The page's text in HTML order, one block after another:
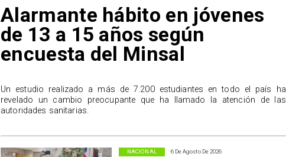
6 De Agosto De 2026
NACIONAL
Alarmante hábito en jóvenes
de 13 a 15 años según
encuesta del Minsal
Un estudio realizado a más de 7.200 estudiantes en todo el país ha
revelado un cambio preocupante que ha llamado la atención de las
autoridades sanitarias.